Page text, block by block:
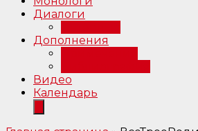
Диалоги
Дополнения
Видео
Календарь